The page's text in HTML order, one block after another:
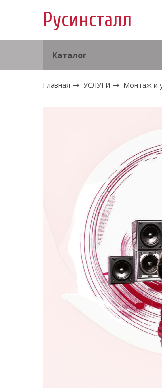
Русинсталл
Каталог
Главная УСЛУГИ Монтаж и